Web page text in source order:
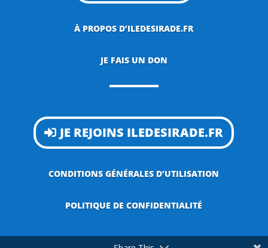
À PROPOS D’ILEDESIRADE.FR
JE FAIS UN DON
JE REJOINS ILEDESIRADE.FR
CONDITIONS GÉNÉRALES D’UTILISATION
POLITIQUE DE CONFIDENTIALITÉ